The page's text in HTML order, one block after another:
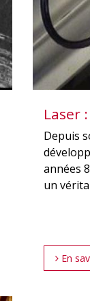
Laser
Depuis
années
un
En